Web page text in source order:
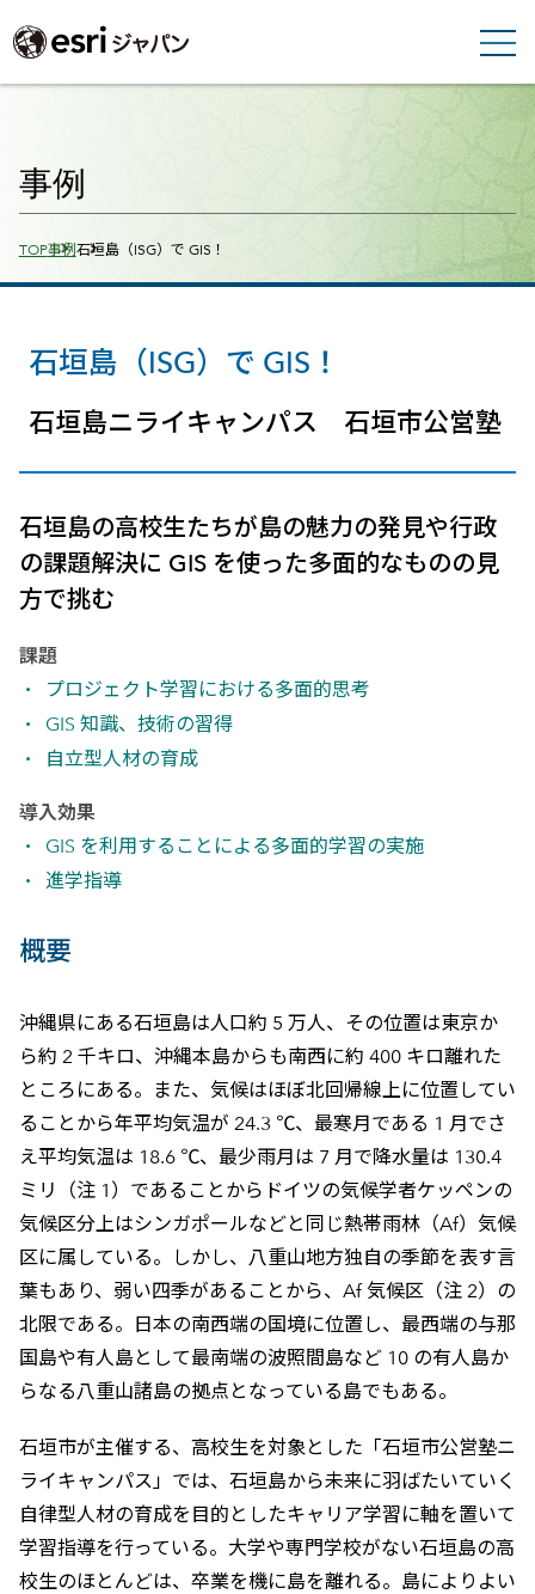
事例
Breadcrumbs
TOP事例石垣島（ISG）で GIS！
石垣島（ISG）で GIS！
石垣島ニライキャンパス 石垣市公営塾
石垣島の高校生たちが島の魅力の発見や行政
の課題解決に GIS を使った多面的なものの見
方で挑む
課題
プロジェクト学習における多面的思考
GIS 知識、技術の習得
自立型人材の育成
導入効果
GIS を利用することによる多面的学習の実施
進学指導
概要
沖縄県にある石垣島は人口約 5 万人、その位置は東京か
ら約 2 千キロ、沖縄本島からも南西に約 400 キロ離れた
ところにある。また、気候はほぼ北回帰線上に位置してい
ることから年平均気温が 24.3 ℃、最寒月である 1 月でさ
え平均気温は 18.6 ℃、最少雨月は 7 月で降水量は 130.4
ミリ（注 1）であることからドイツの気候学者ケッペンの
気候区分上はシンガポールなどと同じ熱帯雨林（Af）気候
区に属している。しかし、八重山地方独自の季節を表す言
葉もあり、弱い四季があることから、Af 気候区（注 2）の
北限である。日本の南西端の国境に位置し、最西端の与那
国島や有人島として最南端の波照間島など 10 の有人島か
らなる八重山諸島の拠点となっている島でもある。
石垣市が主催する、高校生を対象とした「石垣市公営塾ニ
ライキャンパス」では、石垣島から未来に羽ばたいていく
自律型人材の育成を目的としたキャリア学習に軸を置いて
学習指導を行っている。大学や専門学校がない石垣島の高
校生のほとんどは、卒業を機に島を離れる。島によりよい